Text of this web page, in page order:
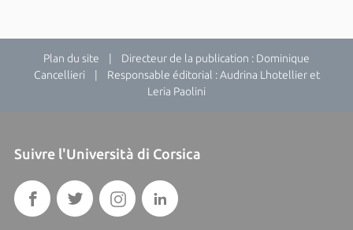
Plan du site | Directeur de la publication : Dominique
Cancellieri | Responsable éditorial : Audrina Lhotellier et
Leria Paolini
Suivre l'Università di Corsica